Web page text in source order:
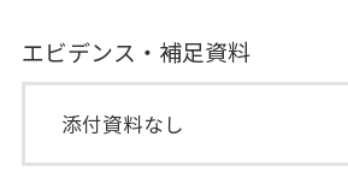
エビデンス・補足資料
添付資料なし